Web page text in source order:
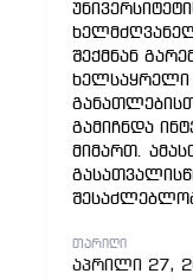
შექმნან
ხელსაყრელი
გამიჩნდა
მიმართ.
ᲗᲐᲠᲘᲦᲘ
აპრილი 27,